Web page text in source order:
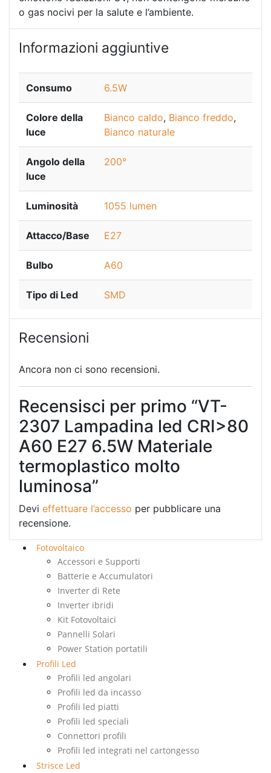
o gas nocivi per la salute e l’ambiente.
Informazioni aggiuntive
Consumo 6.5W
Colore della
luce
Bianco caldo, Bianco freddo,
Bianco naturale
Angolo della
luce
200°
Luminosità 1055 lumen
Attacco/Base E27
Bulbo A60
Tipo di Led SMD
Recensioni
Ancora non ci sono recensioni.
Recensisci per primo “VT-
2307 Lampadina led CRI>80
A60 E27 6.5W Materiale
termoplastico molto
luminosa”
Devi effettuare l’accesso per pubblicare una
recensione.
Fotovoltaico
Accessori e Supporti
Batterie e Accumulatori
Inverter di Rete
Inverter ibridi
Kit Fotovoltaici
Pannelli Solari
Power Station portatili
Profili Led
Profili led angolari
Profili led da incasso
Profili led piatti
Profili led speciali
Connettori profili
Profili led integrati nel cartongesso
Strisce Led